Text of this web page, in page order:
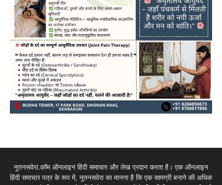
नूतनसवेरा.कॉम ऑनलाइन हिंदी समाचार और लेख प्रदान करता है। एक ऑनलाइन
हिंदी समाचार पत्र के रूप में, नूतनसवेरा का मानना है कि एक सामग्री बनाने की अधिक